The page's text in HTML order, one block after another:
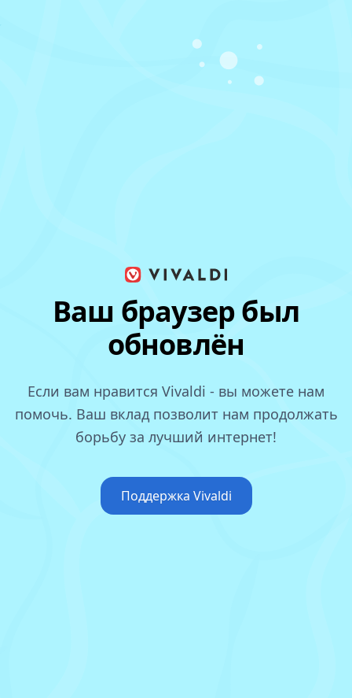
Ваш браузер был
обновлён
Если вам нравится Vivaldi - вы можете нам
помочь. Ваш вклад позволит нам продолжать
борьбу за лучший интернет!
Поддержка Vivaldi